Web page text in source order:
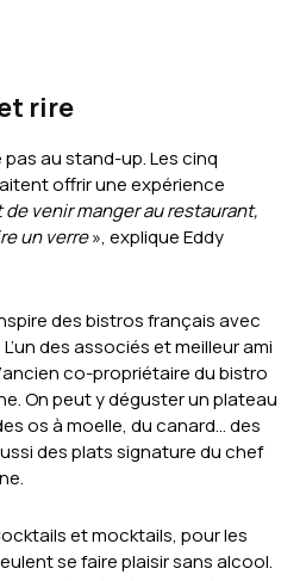
rire
au stand-up. Les cinq
offrir une expérience
de venir manger au restaurant,
un verre», explique Eddy
des bistros français avec
des associés et meilleur ami
co-propriétaire du bistro
On peut y déguster un plateau
os à moelle, du canard… des
des plats signature du chef
et mocktails, pour les
se faire plaisir sans alcool.